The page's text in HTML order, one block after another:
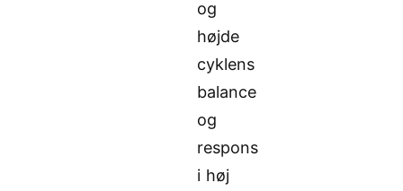
og
højde
cyklens
balance
og
respons
i høj